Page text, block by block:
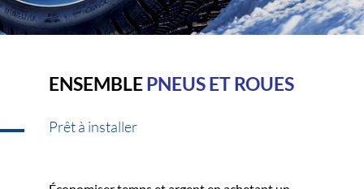
ENSEMBLEPNEUS ET ROUES
Prêt à installer